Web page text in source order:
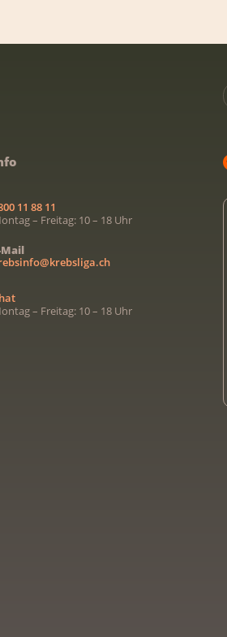
11 88 11
– Freitag: 10 – 18 Uhr
Mail
– Freitag: 10 – 18 Uhr